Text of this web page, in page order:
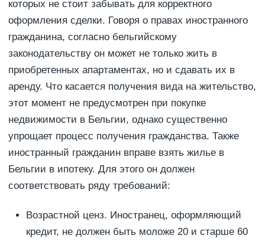
которых не стоит забывать для корректного
оформления сделки. Говоря о правах иностранного
гражданина, согласно бельгийскому
законодательству он может не только жить в
приобретенных апартаментах, но и сдавать их в
аренду. Что касается получения вида на жительство,
этот момент не предусмотрен при покупке
недвижимости в Бельгии, однако существенно
упрощает процесс получения гражданства. Также
иностранный гражданин вправе взять жилье в
Бельгии в ипотеку. Для этого он должен
соответствовать ряду требований:
Возрастной ценз. Иностранец, оформляющий
кредит, не должен быть моложе 20 и старше 60